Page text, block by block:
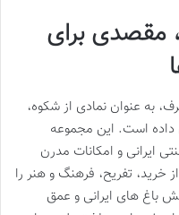
مقصدی برای
به عنوان نمادی از شکوه،
داده است. این مجموعه
ایرانی و امکانات مدرن
خرید، تفریح، فرهنگ و هنر را
باغ های ایرانی و عمق